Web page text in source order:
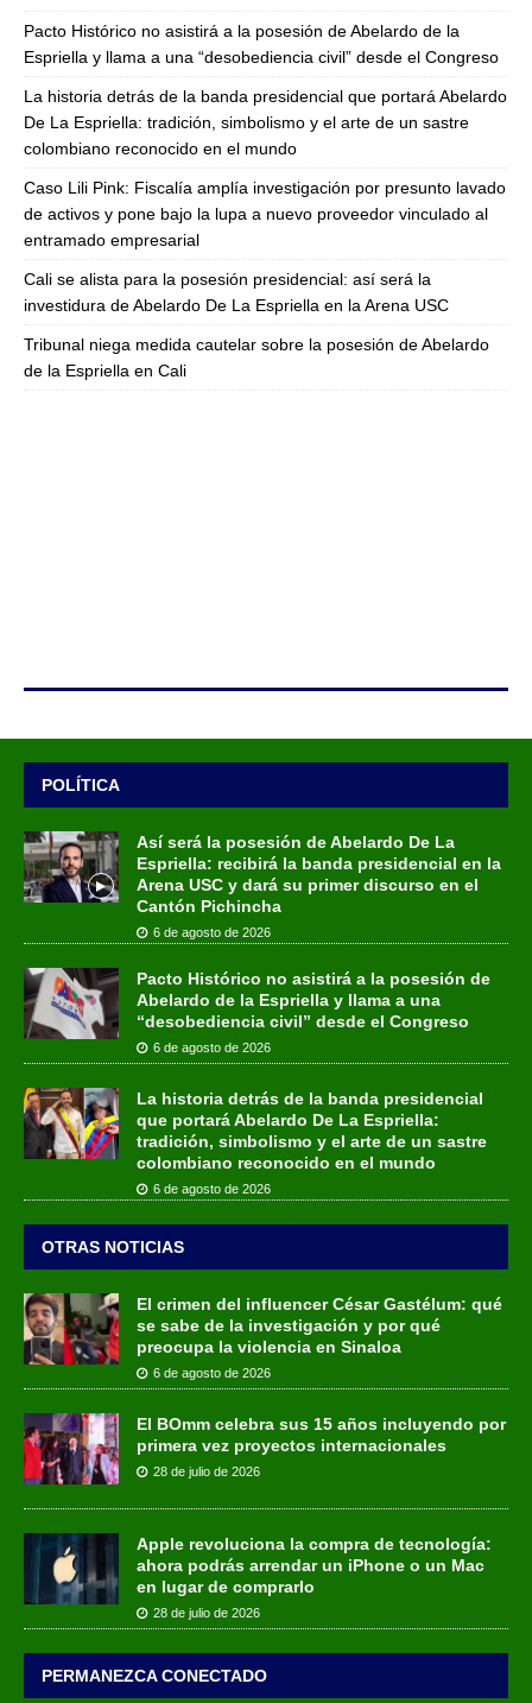
Pacto Histórico no asistirá a la posesión de Abelardo de la
Espriella y llama a una “desobediencia civil” desde el Congreso
La historia detrás de la banda presidencial que portará Abelardo
De La Espriella: tradición, simbolismo y el arte de un sastre
colombiano reconocido en el mundo
Caso Lili Pink: Fiscalía amplía investigación por presunto lavado
de activos y pone bajo la lupa a nuevo proveedor vinculado al
entramado empresarial
Cali se alista para la posesión presidencial: así será la
investidura de Abelardo De La Espriella en la Arena USC
Tribunal niega medida cautelar sobre la posesión de Abelardo
de la Espriella en Cali
POLÍTICA
Así será la posesión de Abelardo De La
Espriella: recibirá la banda presidencial en la
Arena USC y dará su primer discurso en el
Cantón Pichincha
6 de agosto de 2026
Pacto Histórico no asistirá a la posesión de
Abelardo de la Espriella y llama a una
“desobediencia civil” desde el Congreso
6 de agosto de 2026
La historia detrás de la banda presidencial
que portará Abelardo De La Espriella:
tradición, simbolismo y el arte de un sastre
colombiano reconocido en el mundo
6 de agosto de 2026
OTRAS NOTICIAS
El crimen del influencer César Gastélum: qué
se sabe de la investigación y por qué
preocupa la violencia en Sinaloa
6 de agosto de 2026
El BOmm celebra sus 15 años incluyendo por
primera vez proyectos internacionales
28 de julio de 2026
Apple revoluciona la compra de tecnología:
ahora podrás arrendar un iPhone o un Mac
en lugar de comprarlo
28 de julio de 2026
PERMANEZCA CONECTADO